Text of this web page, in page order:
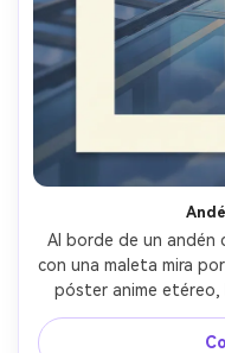
Al borde de un andén
con una maleta mira
póster anime etéreo,
tipografía, título
borde amplio,